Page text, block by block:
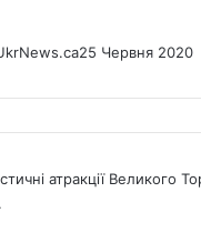
25 Червня 2020
атракції Великого